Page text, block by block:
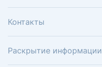
Контакты
Раскрытие информации